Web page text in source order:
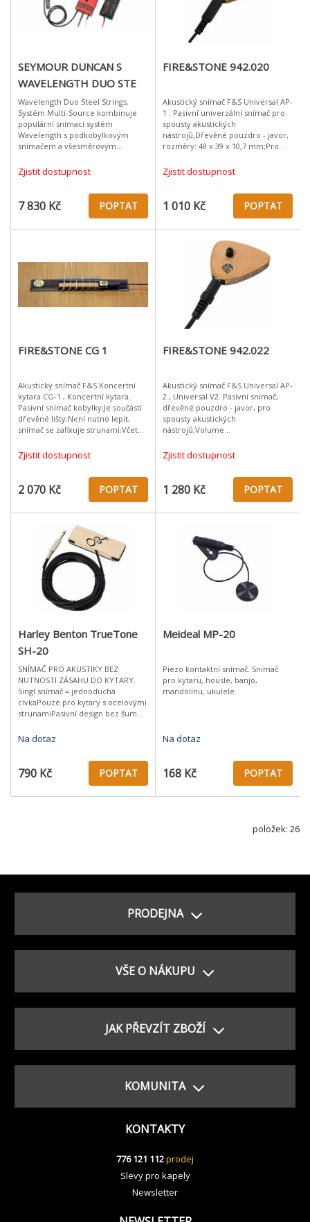
SEYMOUR DUNCAN S
WAVELENGTH DUO STE
Wavelength Duo Steel Strings.
Systém Multi-Source kombinuje
populární snímací systém
Wavelength s podkobylkovým
snímačem a všesměrovým
mikrofonem.Výsledkem je
výrazná univerzalita, flexibilita a
Zjistit dostupnost
7 830 Kč POPTAT
FIRE&STONE 942.020
Akustický snímač F&S Universal AP-
1 . Pasivní univerzální snímač pro
spousty akustických
nástrojů;Dřevěné pouzdro - javor,
rozměry: 49 x 39 x 10,7 mm;Pro
kabelu (3,5 na 6,3 mm Jack, délka 2,
Zjistit dostupnost
1 010 Kč POPTAT
FIRE&STONE CG 1
Akustický snímač F&S Koncertní
kytara CG-1 , Koncertní kytara.
Pasivní snímač kobylky;Je součástí
dřevěné lišty;Není nutno lepit,
snímač se zafixuje strunami;Včetně
mm Jack, délka 2,50 m)
Zjistit dostupnost
2 070 Kč POPTAT
FIRE&STONE 942.022
Akustický snímač F&S Universal AP-
2 , Universal V2. Pasivní snímač,
dřevěné pouzdro - javor, pro
spousty akustických
nástrojů;Volume
mm;Včetně odnimatelného kabelu
(3,5 na 6,3 mm Jack, dél
Zjistit dostupnost
1 280 Kč POPTAT
Harley Benton TrueTone
SH-20
SNÍMAČ PRO AKUSTIKY BEZ
NUTNOSTI ZÁSAHU DO KYTARY.
Singl snímač = jednoduchá
cívkaPouze pro kytary s ocelovými
strunamiPasivní design bez šumu
předzesilovač)Javorový
Na dotaz
790 Kč POPTAT
Meideal MP-20
Piezo kontaktní snímač. Snímač
pro kytaru, housle, banjo,
mandolínu, ukulele
Na dotaz
168 Kč POPTAT
položek: 26
PRODEJNA
VŠE O NÁKUPU
JAK PŘEVZÍT ZBOŽÍ
KOMUNITA
KONTAKTY
776 121 112prodej
Slevy pro kapely
Newsletter